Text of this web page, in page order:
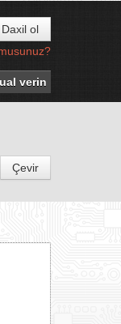
Daxil ol
verin
Çevir